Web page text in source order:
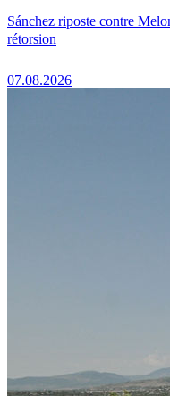
Sánchez riposte contre
rétorsion
07.08.2026